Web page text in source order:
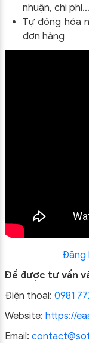
nhuận, chi
Tự động hóa
đơn hàng
Đăng
Để được tư vấn
Điện thoại: 0981
Website: https://
Email: